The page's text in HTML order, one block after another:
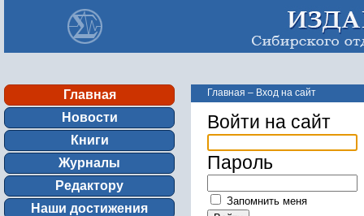
Главная
Новости
Книги
Журналы
Редактору
Наши достижения
Главная – Вход на сайт
Войти на сайт
Пароль
Запомнить меня